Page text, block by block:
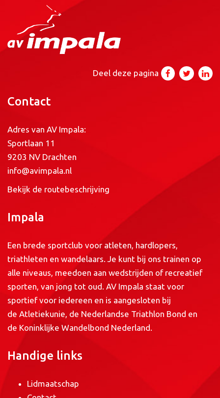
Deel deze pagina
Contact
Adres van AV Impala:
Sportlaan 11
9203 NV Drachten
info@avimpala.nl
Bekijk de routebeschrijving
Impala
Een brede sportclub voor atleten, hardlopers,
triathleten en wandelaars. Je kunt bij ons trainen op
alle niveaus, meedoen aan wedstrijden of recreatief
sporten, van jong tot oud. AV Impala staat voor
sportief voor iedereen en is aangesloten bij
de Atletiekunie, de Nederlandse Triathlon Bond en
de Koninklijke Wandelbond Nederland.
Handige links
Lidmaatschap